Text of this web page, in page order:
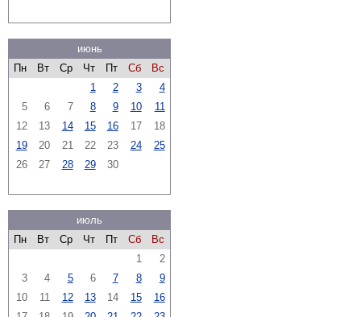
июнь
Пн
Вт Ср Чт Пт Сб
Вс
1
2 3
4
5
6 7 8 9 10
11
12
13 14 15 16 17
18
19
20 21 22 23 24
25
26
27 28 29 30
июль
Пн
Вт Ср Чт Пт Сб
Вс
1
2
3
4 5 6 7 8
9
10
11 12 13 14 15
16